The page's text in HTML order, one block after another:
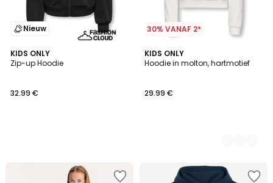
Nieuw
KIDS ONLY
Zip-up Hoodie
32.99 €
30% VANAF 2*
KIDS ONLY
Hoodie in molton, hartmotief
29.99 €
2
Kleuren